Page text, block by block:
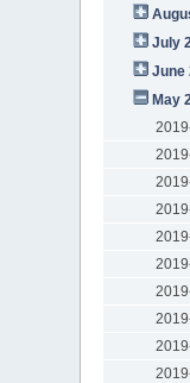
July
June
May